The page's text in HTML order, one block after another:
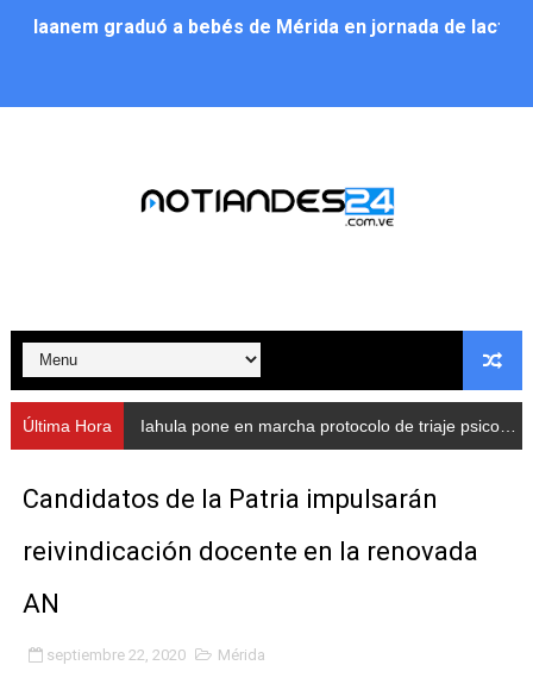
Iaanem graduó a bebés de Mérida en jornada de
Alcalde Nelson Álvarez llevó jornada recreativa a la
Nevado Gas optimiza servicio residencial en la
Balance semestral impulsa inclusión y atención a
Plan Vacacional Comunitario “Ríe 2026” recorre las
Alcaldía del Municipio Libertador realizó una jornada
Fundacite Mérida dicta taller gratuito de electrónica
INN-Mérida celebró el Lacto grado para promover el
Impulsan plan estratégico de seguridad ciudadana
Última Hora Iahula pone en marcha protocolo de triaje psicosocial para atender a rescatistas
Candidatos de la Patria impulsarán
reivindicación docente en la renovada
AN
septiembre 22, 2020 Mérida